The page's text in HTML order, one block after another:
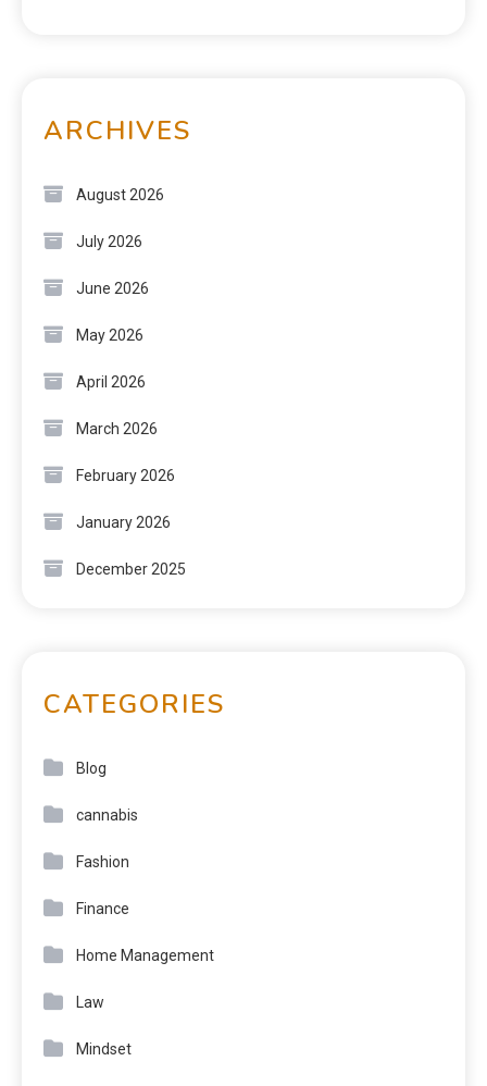
ARCHIVES
August 2026
July 2026
June 2026
May 2026
April 2026
March 2026
February 2026
January 2026
December 2025
CATEGORIES
Blog
cannabis
Fashion
Finance
Home Management
Law
Mindset